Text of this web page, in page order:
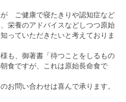
ご健康で寝たきりや認知症など
栄養のアドバイスなどしつつ原始
っていただきたいと考えておりま
も、御著書「待つことをしるもの
食ですが、これは原始長命食で
お問い合わせは喜んで承ります。